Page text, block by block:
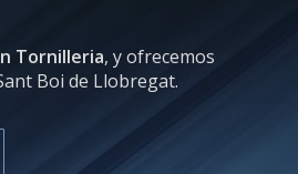
Tornilleria, y ofrecemos
Boi de Llobregat.